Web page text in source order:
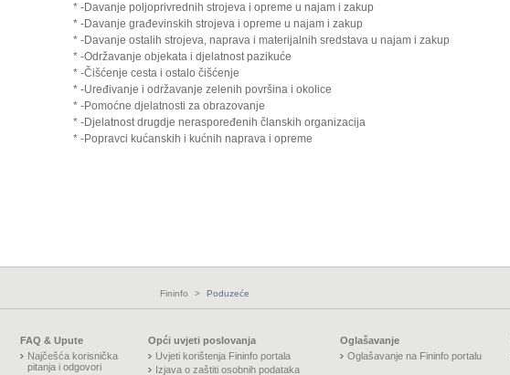
* -Davanje poljoprivrednih strojeva i opreme u najam i zakup
* -Davanje građevinskih strojeva i opreme u najam i zakup
* -Davanje ostalih strojeva, naprava i materijalnih sredstava u najam i zakup
* -Održavanje objekata i djelatnost pazikuće
* -Čišćenje cesta i ostalo čišćenje
* -Uređivanje i održavanje zelenih površina i okolice
* -Pomoćne djelatnosti za obrazovanje
* -Djelatnost drugdje neraspoređenih članskih organizacija
* -Popravci kućanskih i kućnih naprava i opreme
Fininfo > Poduzeće
FAQ & Upute
Najčešća korisnička
pitanja i odgovori
Opći uvjeti poslovanja
Uvjeti korištenja Fininfo portala
Izjava o zaštiti osobnih podataka
Oglašavanje
Oglašavanje na Fininfo portalu